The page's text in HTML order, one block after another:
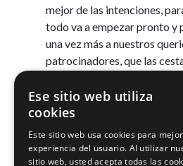
mejor de las intenciones,
todo va a empezar pronto y
una vez más a nuestros
patrocinadores, que las
¡Muchas gracias y mucha
Ese sitio web utiliza
cookies
Este sitio web usa cookies para
experiencia del usuario. Al utilizar
sitio web, usted acepta todas las